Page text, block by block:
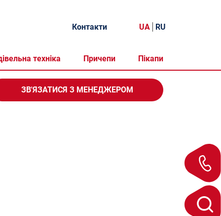
техніка Причепи Пікапи
Контакти UA RU
ЗВ'ЯЗАТИСЯ З МЕНЕДЖЕРОМ